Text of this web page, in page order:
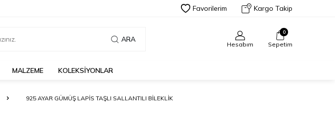
Favorilerim Kargo Takip
ARA
Hesabım
0
Sepetim
MALZEME KOLEKSİYONLAR
925 AYAR GÜMÜŞ LAPIS TAŞLI SALLANTILI BILEKLIK